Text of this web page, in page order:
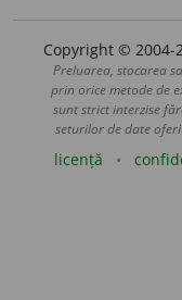
Copyright © 2004-
Preluarea, stocarea
prin orice metode de
sunt strict interzise
seturilor de date
licență